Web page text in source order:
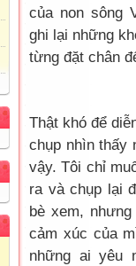
của non sông
ghi lại những
từng đặt chân
Thật khó để
chụp nhìn thấy
vậy. Tôi chỉ
ra và chụp lại
bè xem,
cảm xúc của
những ai yêu